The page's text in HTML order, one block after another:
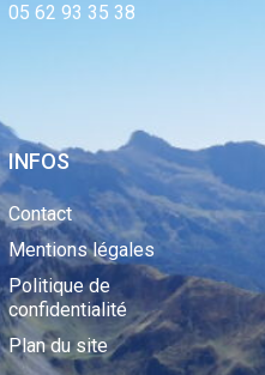
05 62 93 35 38
INFOS
Contact
Mentions légales
Politique de
confidentialité
Plan du site